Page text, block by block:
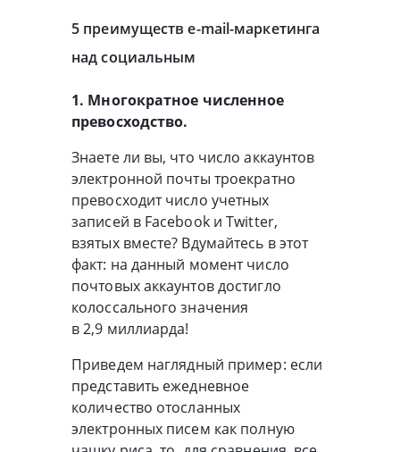
5 преимуществe-mail-маркетинга
над социальным
1. Многократное численное
превосходство.
Знаете ли вы, что число аккаунтов
электронной почты троекратно
превосходит число учетных
записей в Facebook и Twitter,
взятых вместе? Вдумайтесь в этот
факт: на данный момент число
почтовых аккаунтов достигло
колоссального значения
в 2,9 миллиарда!
Приведем наглядный пример: если
представить ежедневное
количество отосланных
электронных писем как полную